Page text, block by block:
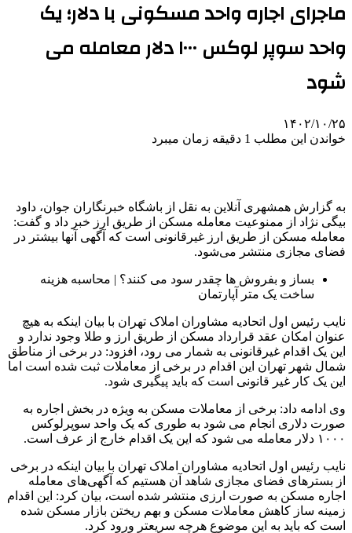
ماجرای اجاره واحد مسکونی با دلار؛ یک
واحد سوپر لوکس ۱۰۰۰ دلار معامله‌ می
شود
۱۴۰۲/۱۰/۲۵
خواندن این مطلب 1 دقیقه زمان میبرد
به گزارش همشهری آنلاین به نقل از باشگاه خبرنگاران جوان، داود
بیگی نژاد از ممنوعیت معامله مسکن از طریق ارز خبر داد و گفت:
معامله مسکن از طریق ارز غیرقانونی است که آگهی آنها بیشتر در
فضای مجازی منتشر می‌شود.
بساز و بفروش ها چقدر سود می کنند؟ | محاسبه هزینه
ساخت یک متر آپارتمان
نایب رئیس اول اتحادیه مشاوران املاک تهران با بیان اینکه به هیچ
عنوان امکان عقد قرارداد مسکن از طریق ارز و طلا وجود ندارد و
این یک اقدام غیرقانونی به شمار می رود، افزود: در برخی از مناطق
شمال شهر تهران این اقدام در برخی از معاملات ثبت شده است اما
این یک کار غیر قانونی است که‌ باید پیگیری شود.
وی ادامه داد: برخی از معاملات مسکن به ویژه در بخش اجاره به
صورت دلاری انجام می شود به طوری که یک واحد سوپرلوکس
۱۰۰۰ دلار معامله‌ می شود که این یک اقدام خارج از عرف است.
نایب رئیس اول اتحادیه مشاوران املاک تهران با بیان اینکه در برخی
از بسترهای فضای مجازی شاهد آن هستیم که آگهی‌های معامله‌
اجاره مسکن به صورت ارزی منتشر شده است، بیان کرد: این اقدام
زمینه ساز کاهش معاملات مسکن و بهم ریختن بازار مسکن شده
است که باید به این موضوع هرچه سریعتر ورود کرد.